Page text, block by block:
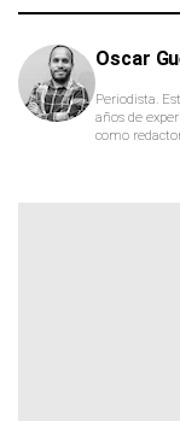
Oscar
Periodista.
años de
como